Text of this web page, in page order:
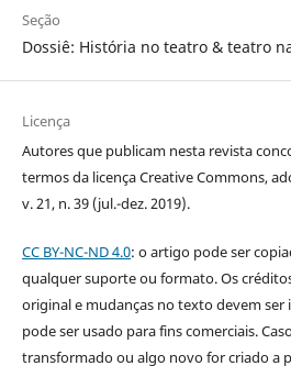
Seção
Dossiê: História no teatro & teatro
Licença
Autores que publicam nesta revista
termos da licença Creative Commons,
v. 21, n. 39 (jul.-dez. 2019).
CC BY-NC-ND 4.0: o artigo pode ser
qualquer suporte ou formato. Os
original e mudanças no texto devem ser
pode ser usado para fins comerciais.
transformado ou algo novo for criado a